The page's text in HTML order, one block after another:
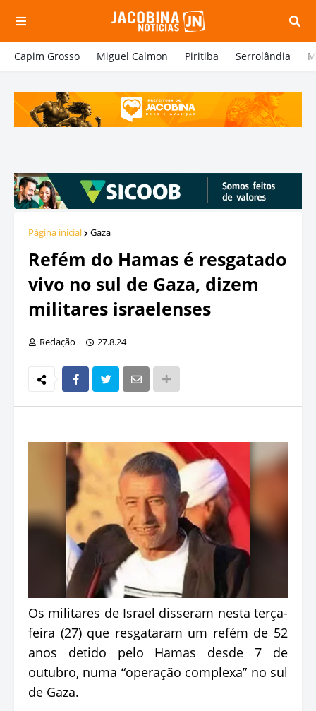
Capim Grosso Miguel Calmon Piritiba Serrolândia
Página inicial Gaza
Refém do Hamas é resgatado
vivo no sul de Gaza, dizem
militares israelenses
Redação 27.8.24
Os militares de Israel disseram nesta terça-
feira (27) que resgataram um refém de 52
anos detido pelo Hamas desde 7 de
outubro, numa “operação complexa” no sul
de Gaza.